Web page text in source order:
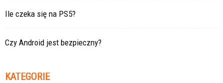
Ile czeka się na PS5?
Czy Android jest bezpieczny?
KATEGORIE